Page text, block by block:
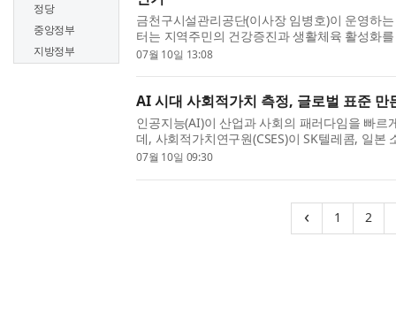
정당
중앙정부
지방정부
금천구시설관리공단(이사장 임병호)이 운영하
터는 지역주민의 건강증진과 생활체육 활성화
‘스텝박스 에어로핏(Step Box Aerofit)’을 개설
07월 10일 13:08
AI 시대 사회적가치 측정, 글로벌 표준 만
인공지능(AI)이 산업과 사회의 패러다임을 빠르
데, 사회적가치연구원(CSES)이 SK텔레콤, 일본
Corp.)와 함께 AI 시대 사회적가치 측정의 글로
07월 10일 09:30
‹ 1 2